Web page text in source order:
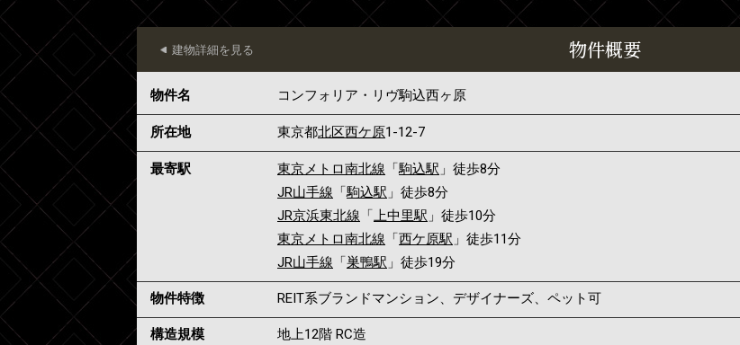
物件概要
建物詳細を見る
物件名 コンフォリア・リヴ駒込西ヶ原
所在地 東京都北区西ケ原1-12-7
最寄駅 東京メトロ南北線 「駒込駅 」徒歩8分
JR山手線 「駒込駅 」徒歩8分
JR京浜東北線 「 上中里駅 」徒歩10分
東京メトロ南北線 「西ケ原駅 」徒歩11分
JR山手線 「巣鴨駅 」徒歩19分
物件特徴 REIT系ブランドマンション、デザイナーズ、ペット可
構造規模 地上12階 RC造